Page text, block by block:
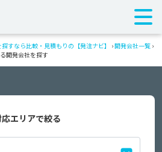
すなら比較・見積もりの【発注ナビ】 ›開発会社一覧 ›
開発会社を探す
エリアで絞る